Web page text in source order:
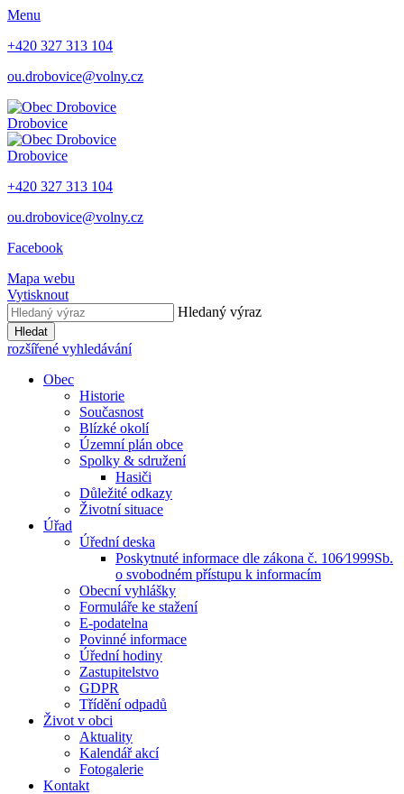
Menu
+420 327 313 104
ou.drobovice@volny.cz
Drobovice
Drobovice
+420 327 313 104
ou.drobovice@volny.cz
Facebook
Mapa webu
Vytisknout
Hledaný výraz
Hledat
rozšířené vyhledávání
Obec
Historie
Současnost
Blízké okolí
Územní plán obce
Spolky & sdružení
Hasiči
Důležité odkazy
Životní situace
Úřad
Úřední deska
Poskytnuté informace dle zákona č. 106⁄1999Sb.
o svobodném přístupu k informacím
Obecní vyhlášky
Formuláře ke stažení
E-podatelna
Povinné informace
Úřední hodiny
Zastupitelstvo
GDPR
Třídění odpadů
Život v obci
Aktuality
Kalendář akcí
Fotogalerie
Kontakt